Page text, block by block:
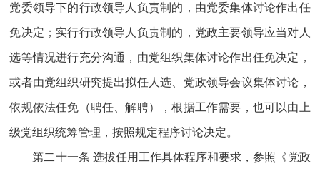
党委领导下的行政领导人负责制的，由党委集体讨论作出任
免决定；实行行政领导人负责制的，党政主要领导应当对人
选等情况进行充分沟通，由党组织集体讨论作出任免决定，
或者由党组织研究提出拟任人选、党政领导会议集体讨论，
依规依法任免（聘任、解聘），根据工作需要，也可以由上
级党组织统筹管理，按照规定程序讨论决定。
第二十一条 选拔任用工作具体程序和要求，参照《党政